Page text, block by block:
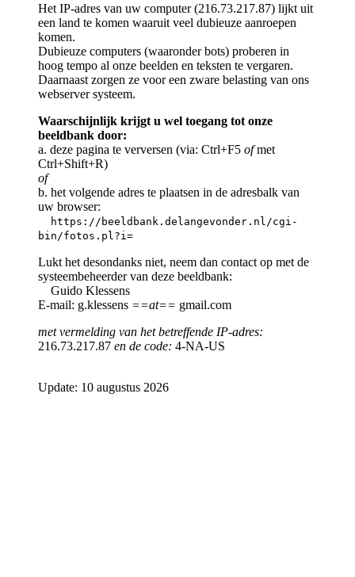
Het IP-adres van uw computer (216.73.217.87) lijkt uit
een land te komen waaruit veel dubieuze aanroepen
komen.
Dubieuze computers (waaronder bots) proberen in
hoog tempo al onze beelden en teksten te vergaren.
Daarnaast zorgen ze voor een zware belasting van ons
webserver systeem.
Waarschijnlijk krijgt u wel toegang tot onze
beeldbank door:
a. deze pagina te verversen (via: Ctrl+F5 ofmet
Ctrl+Shift+R)
of
b. het volgende adres te plaatsen in de adresbalk van
uw browser:
https://beeldbank.delangevonder.nl/cgi-
bin/fotos.pl?i=
Lukt het desondanks niet, neem dan contact op met de
systeembeheerder van deze beeldbank:
Guido Klessens
E-mail: g.klessens ==at== gmail.com
met vermelding van het betreffende IP-adres:
216.73.217.87 en de code: 4-NA-US
Update: 10 augustus 2026